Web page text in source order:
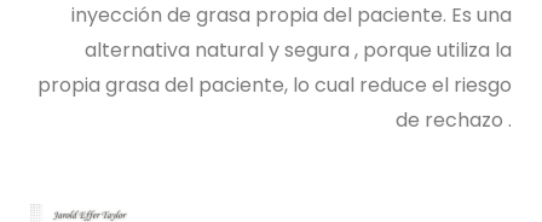
inyección de grasa propia del paciente. Es una
alternativa natural y segura , porque utiliza la
propia grasa del paciente, lo cual reduce el riesgo
de rechazo .